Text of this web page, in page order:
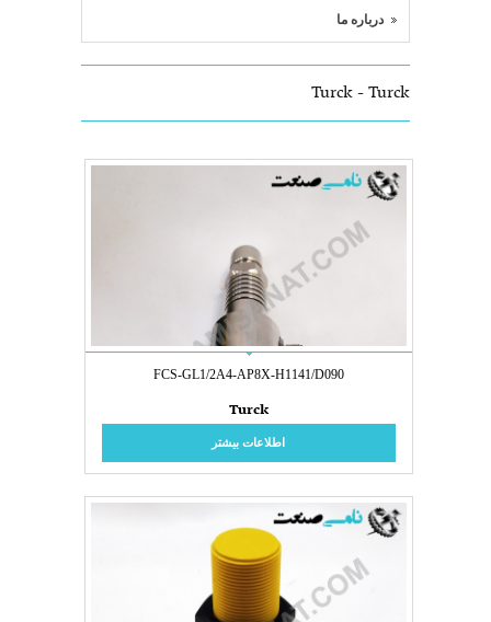
درباره ما
Turck - Turck
FCS-GL1/2A4-AP8X-H1141/D090
Turck
اطلاعات بیشتر